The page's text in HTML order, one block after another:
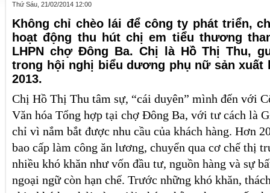
Thứ Sáu, 21/02/2014 12:00
Không chỉ chèo lái để công ty phát triển,
hoạt động thu hút chị em tiểu thương
LHPN chợ Đông Ba. Chị là Hồ Thị Thu,
trong hội nghị biểu dương phụ nữ sản xuất
2013.
Chị Hồ Thị Thu tâm sự, “cái duyên” mình đến với
Văn hóa Tổng hợp tại chợ Đông Ba, với tư cách là
chỉ vì nắm bắt được nhu cầu của khách hàng. Hơn
bao cấp làm công ăn lương, chuyển qua cơ chế thị
nhiều khó khăn như vốn đầu tư, nguồn hàng và sự
ngoại ngữ còn hạn chế. Trước những khó khăn,